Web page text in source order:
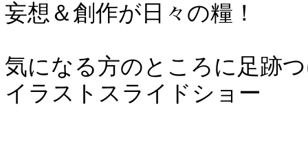
妄想＆創作が日々の糧！
気になる方のところに足跡
イラストスライドショー